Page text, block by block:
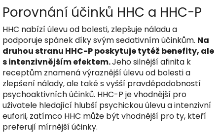
Porovnání účinků HHC a HHC-P
HHC nabízí úlevu od bolesti, zlepšuje náladu a
podporuje spánek díky svým sedativním účinkům. Na
druhou stranu HHC-P poskytuje tytéž benefity, ale
s intenzivnějším efektem.Jeho silnější afinita k
receptům znamená výraznější úlevu od bolesti a
zlepšení nálady, ale také s vyšší pravděpodobností
psychoaktivních účinků. HHC-P je vhodnější pro
uživatele hledající hlubší psychickou úlevu a intenzivní
euforii, zatímco HHC může být vhodnější pro ty, kteří
preferují mírnější účinky.